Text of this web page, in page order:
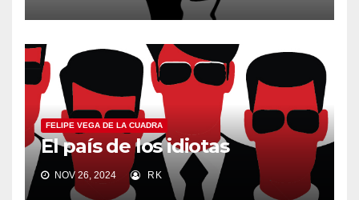
FELIPE VEGA DE LA CUADRA
El país de los idiotas
NOV 26, 2024 RK